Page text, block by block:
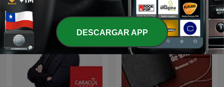
DESCARGAR APP